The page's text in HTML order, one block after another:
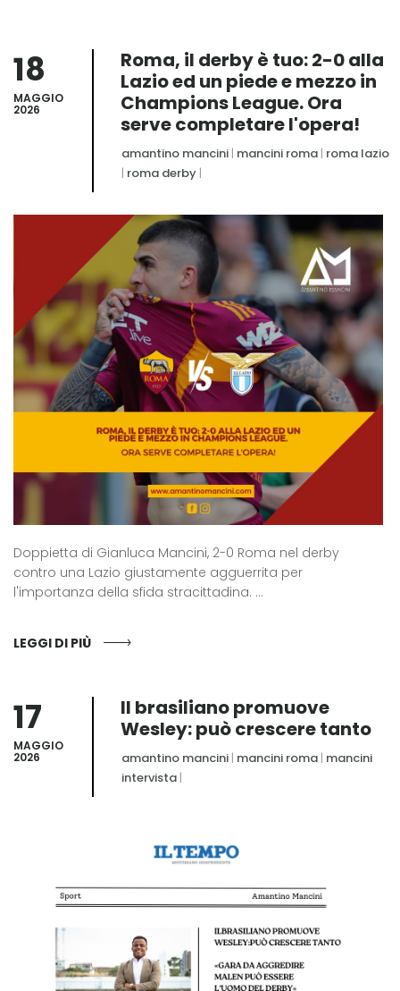
18
MAGGIO
2026
Roma, il derby è tuo: 2-0 alla
Lazio ed un piede e mezzo in
Champions League. Ora
serve completare l'opera!
amantino mancini | mancini roma | roma lazio
| roma derby |
Doppietta di Gianluca Mancini, 2-0 Roma nel derby
contro una Lazio giustamente agguerrita per
l'importanza della sfida stracittadina. ...
LEGGI DI PIÙ
17
MAGGIO
2026
Il brasiliano promuove
Wesley: può crescere tanto
amantino mancini | mancini roma | mancini
intervista |